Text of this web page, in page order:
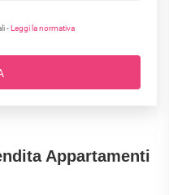
-Leggi la normativa
Appartamenti